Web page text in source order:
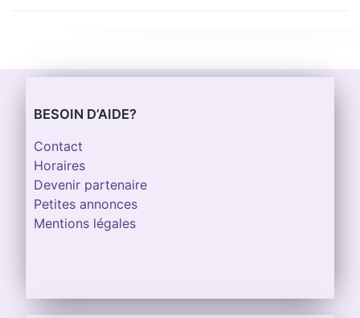
BESOIN D’AIDE?
Contact
Horaires
Devenir partenaire
Petites annonces
Mentions légales